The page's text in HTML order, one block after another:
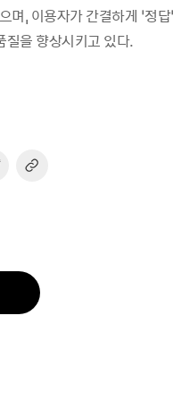
, 이용자가 간결하게 ‘정
질을 향상시키고 있다.